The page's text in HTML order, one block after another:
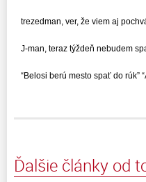
trezedman, ver, že viem aj
J-man, teraz týždeň nebudem
“Belosi berú mesto spať do rúk”
Ďalšie články od